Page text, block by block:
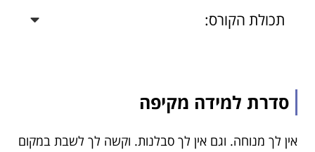
תכולת הקורס:
סדרת למידה מקיפה
אין לך מנוחה. וגם אין לך סבלנות. וקשה לך לשבת במקום